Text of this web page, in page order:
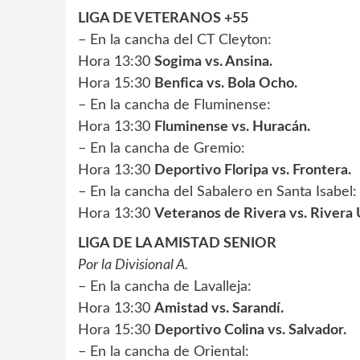
LIGA DE VETERANOS +55
– En la cancha del CT Cleyton:
Hora 13:30 Sogima vs. Ansina.
Hora 15:30 Benfica vs. Bola Ocho.
– En la cancha de Fluminense:
Hora 13:30 Fluminense vs. Huracán.
– En la cancha de Gremio:
Hora 13:30 Deportivo Floripa vs. Frontera.
– En la cancha del Sabalero en Santa Isabel:
Hora 13:30 Veteranos de Rivera vs.
LIGA DE LA AMISTAD SENIOR
Por la Divisional A.
– En la cancha de Lavalleja:
Hora 13:30 Amistad vs. Sarandí.
Hora 15:30 Deportivo Colina vs. Salvador.
– En la cancha de Oriental: